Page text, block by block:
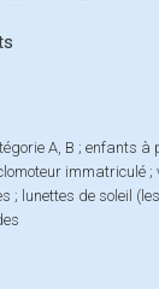
A, B ; enfants
immatriculé
; lunettes de soleil